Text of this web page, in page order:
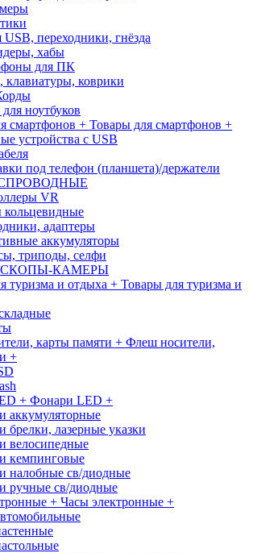
USB, переходники, гнёзда
хабы
для ПК
коврики
ноутбуков
Товары для смартфонов +
устройства с USB
под телефон (планшета)/держатели
VR
адаптеры
аккумуляторы
триподы, селфи
КАМЕРЫ
Товары для туризма и
Флеш носители,
+
Фонари LED +
аккумуляторные
брелки, лазерные указки
велосипедные
кемпинговые
налобные св/диодные
ручные св/диодные
Часы электронные +